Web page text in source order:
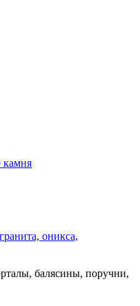
камня
оникса,
балясины, поручни,